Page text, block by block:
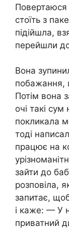
Повертаюся
стоїть з
підійшла,
перейшли
Вона
побажання,
Потім вона
очі такі
покликала
тоді
працює на
зайти до
розповіла,
запитає,
і каже: — У
приватний